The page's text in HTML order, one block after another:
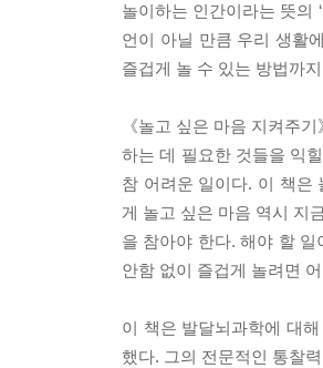
놀이하는 인간이라는 뜻의
언이 아닐 만큼 우리 생활
즐겁게 놀 수 있는 방법까
《놀고 싶은 마음 지켜주
하는 데 필요한 것들을 익
참 어려운 일이다. 이 책은
게 놀고 싶은 마음 역시 지
을 참아야 한다. 해야 할
안함 없이 즐겁게 놀려면
이 책은 발달뇌과학에 대
했다. 그의 전문적인 통찰